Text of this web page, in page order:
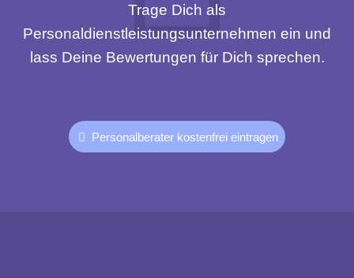
Trage Dich als
Personaldienstleistungsunternehmen ein und
lass Deine Bewertungen für Dich sprechen.
Personalberater kostenfrei eintragen